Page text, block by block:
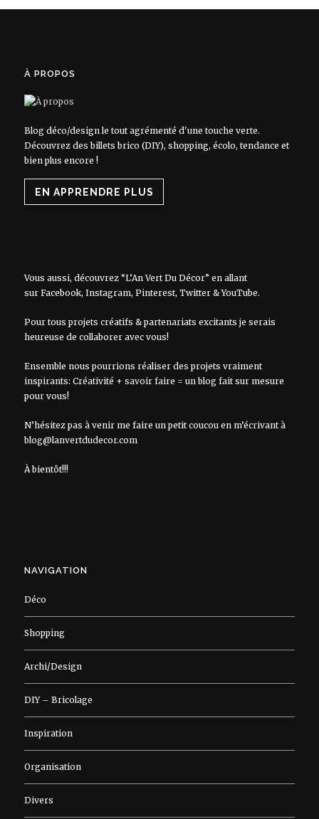
À PROPOS
Blog déco/design le tout agrémenté d'une touche verte.
Découvrez des billets brico (DIY), shopping, écolo, tendance et
bien plus encore !
EN APPRENDRE PLUS
Vous aussi, découvrez “L’An Vert Du Décor” en allant
sur Facebook, Instagram, Pinterest, Twitter&YouTube.
Pour tous projets créatifs & partenariats excitants je serais
heureuse de collaborer avec vous!
Ensemble nous pourrions réaliser des projets vraiment
inspirants: Créativité + savoir faire = un blog fait sur mesure
pour vous!
N’hésitez pas à venir me faire un petit coucou en m’écrivant à
blog@lanvertdudecor.com
À bientôt!!!
NAVIGATION
Déco
Shopping
Archi/Design
DIY – Bricolage
Inspiration
Organisation
Divers